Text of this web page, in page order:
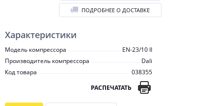
Характеристики
Модель компрессора
EN-23/10 II
Производитель компрессора
Dali
Код товара
038355
РАСПЕЧАТАТЬ
ПОДРОБНЕЕ О ДОСТАВКЕ